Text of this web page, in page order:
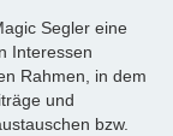
Segler eine
Interessen
Rahmen, in dem
und
bzw.